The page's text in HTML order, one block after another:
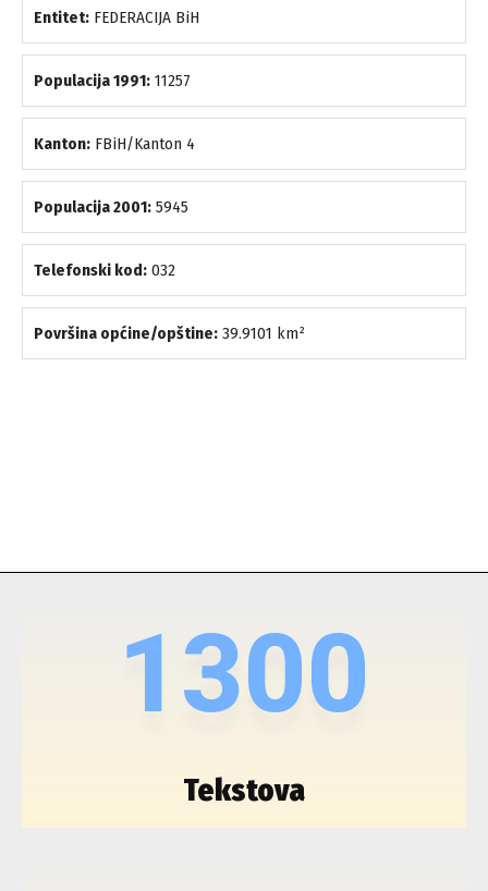
Entitet: FEDERACIJA BiH
Populacija 1991: 11257
Kanton: FBiH/Kanton 4
Populacija 2001: 5945
Telefonski kod: 032
Površina općine/opštine: 39.9101 km²
1300
Tekstova